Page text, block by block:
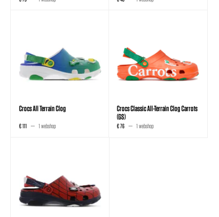
Crocs All Terrain Clog
€ 111 1 webshop
Crocs Classic All-Terrain Clog Carrots
(GS)
€ 76 1 webshop